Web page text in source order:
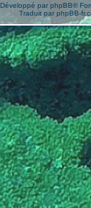
Développé par phpBB®
Traduit par phpBB-